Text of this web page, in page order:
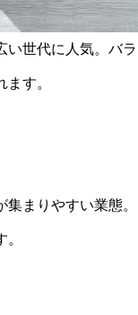
い世代に人気。バラ
す。
まりやすい業態。